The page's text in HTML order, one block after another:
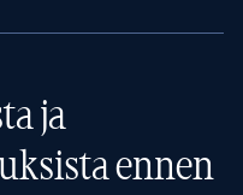
ja
ennen